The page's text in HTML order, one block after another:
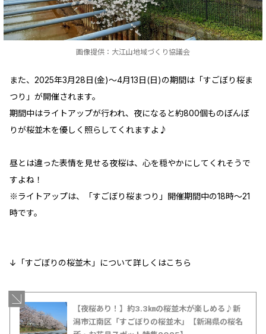
画像提供：大江山地域づくり協議会
また、2025年3月28日(金)～4月13日(日)の期間は「すごぼり桜ま
つり」が開催されます。
期間中はライトアップが行われ、夜になると約800個ものぼんぼ
りが桜並木を優しく照らしてくれますよ♪
昼とは違った表情を見せる夜桜は、心を穏やかにしてくれそうで
すよね！
※ライトアップは、「すごぼり桜まつり」開催期間中の18時～21
時です。
↓「すごぼりの桜並木」について詳しくはこちら
【夜桜あり！】約3.3㎞の桜並木が楽しめる♪新
潟市江南区「すごぼりの桜並木」【新潟県の桜名